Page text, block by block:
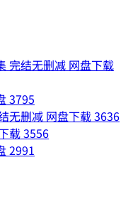
完结无删减 网盘下载
3795
无删减 网盘下载3636
载3556
2991